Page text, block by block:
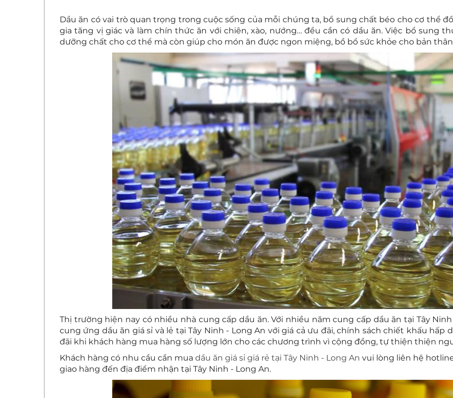
Dầu ăn có vai trò quan trọng trong cuộc sống của mỗi chúng ta, bổ sung chất béo cho cơ thể
gia tăng vị giác và làm chín thức ăn với chiên, xào, nướng… đều cần có dầu ăn. Việc bổ sung
dưỡng chất cho cơ thể mà còn giúp cho món ăn được ngon miệng, bồ bổ sức khỏe cho bản
Thị trường hiện nay có nhiều nhà cung cấp dầu ăn. Với nhiều năm cung cấp dầu ăn tại Tây
cung ứng dầu ăn giá sỉ và lẻ tại Tây Ninh - Long An với giá cả ưu đãi, chính sách chiết khấu
đãi khi khách hàng mua hàng số lượng lớn cho các chương trình vì cộng đồng, tự thiện thiện
Khách hàng có nhu cầu cần mua dầu ăn giá sỉ giá rẻ tại Tây Ninh - Long An vui lòng liên hệ
giao hàng đến địa điểm nhận tại Tây Ninh - Long An.